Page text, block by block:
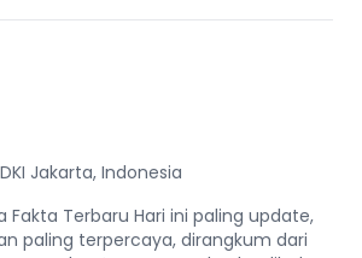
DKI Jakarta, Indonesia
Fakta Terbaru Hari ini paling update,
paling terpercaya, dirangkum dari